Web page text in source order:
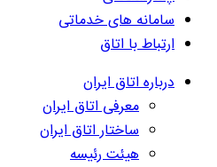
سامانه های خدماتی
ارتباط با اتاق
درباره اتاق ایران
معرفی اتاق ایران
ساختار اتاق ایران
هیئت رئیسه